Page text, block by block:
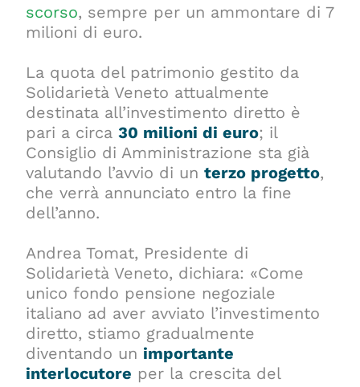
scorso, sempre per un ammontare di 7
milioni di euro.
La quota del patrimonio gestito da
Solidarietà Veneto attualmente
destinata all’investimento diretto è
pari a circa30 milioni di euro; il
Consiglio di Amministrazione sta già
valutando l’avvio di unterzo progetto,
che verrà annunciato entro la fine
dell’anno.
Andrea Tomat, Presidente di
Solidarietà Veneto, dichiara: «Come
unico fondo pensione negoziale
italiano ad aver avviato l’investimento
diretto, stiamo gradualmente
diventando un importante
interlocutore per la crescita del